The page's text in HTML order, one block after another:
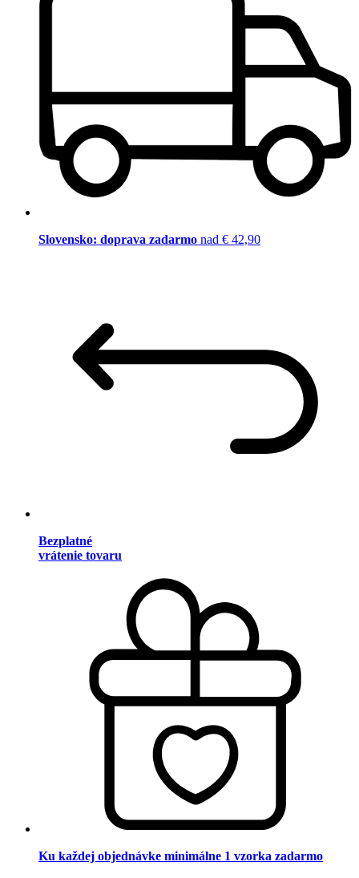
Slovensko: doprava zadarmo nad € 42,90
Bezplatné
vrátenie tovaru
Ku každej objednávke minimálne 1 vzorka zadarmo